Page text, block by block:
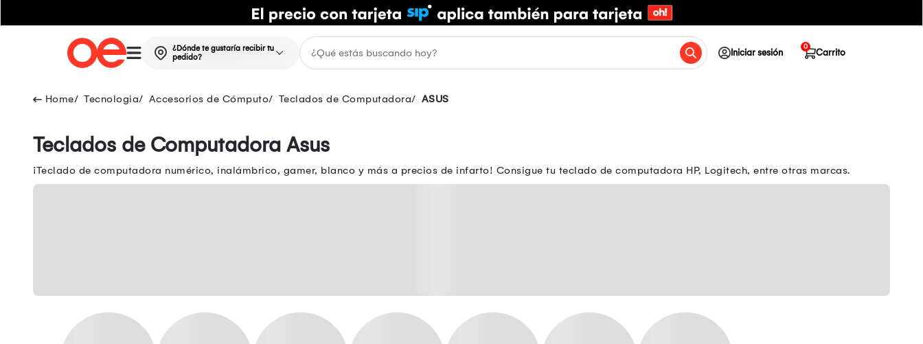
¿Dónde te gustaría recibir tu
pedido?
Iniciar sesión Carrito
0
Tecnologia Accesorios de Cómputo Teclados de Computadora ASUS
Teclados de Computadora Asus
¡Teclado de computadora numérico, inalámbrico, gamer, blanco y más a precios de infarto! Consigue tu teclado de computadora HP, Logitech, entre otras marcas.